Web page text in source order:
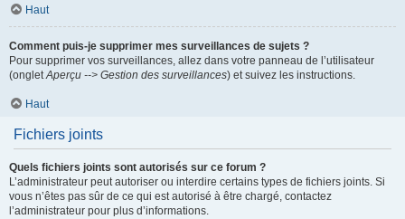
Haut
Comment puis-je supprimer mes surveillances de sujets ?
Pour supprimer vos surveillances, allez dans votre panneau de l’utilisateur
(ongletAperçu --> Gestion des surveillances) et suivez les instructions.
Haut
Fichiers joints
Quels fichiers joints sont autorisés sur ce forum ?
L’administrateur peut autoriser ou interdire certains types de fichiers joints. Si
vous n’êtes pas sûr de ce qui est autorisé à être chargé, contactez
l’administrateur pour plus d’informations.